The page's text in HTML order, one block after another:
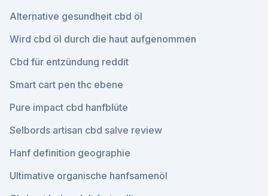
Alternative gesundheit cbd öl
Wird cbd öl durch die haut aufgenommen
Cbd für entzündung reddit
Smart cart pen thc ebene
Pure impact cbd hanfblüte
Selbords artisan cbd salve review
Hanf definition geographie
Ultimative organische hanfsamenöl